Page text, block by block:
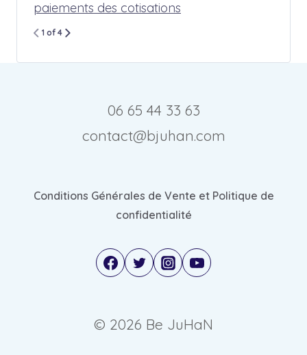
paiements des cotisations
1 of 4
06 65 44 33 63
contact@bjuhan.com
Conditions Générales de Vente et Politique de
confidentialité
© 2026 Be JuHaN